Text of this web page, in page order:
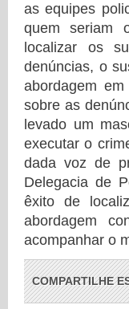
as equipes
quem seriam
localizar os
denúncias, o
abordagem
sobre as
levado um
executar o
dada voz de
Delegacia de
êxito de
abordagem
acompanhar o
COMPARTILHE